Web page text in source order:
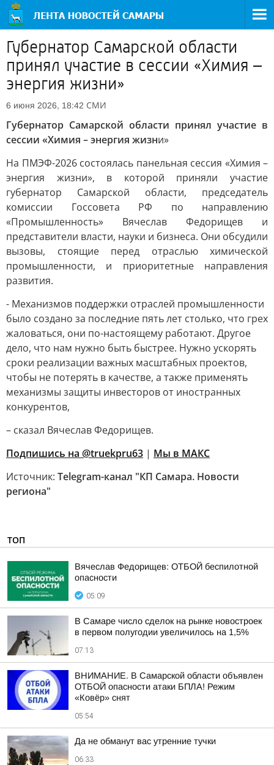
Губернатор Самарской области
принял участие в сессии «Химия –
энергия жизни»
6 июня 2026, 18:42 СМИ
Губернатор Самарской области принял участие в
сессии «Химия – энергия жизни»
На ПМЭФ-2026 состоялась панельная сессия «Химия –
энергия жизни», в которой приняли участие
губернатор Самарской области, председатель
комиссии Госсовета РФ по направлению
«Промышленность» Вячеслав Федорищев и
представители власти, науки и бизнеса. Они обсудили
вызовы, стоящие перед отраслью химической
промышленности, и приоритетные направления
развития.
- Механизмов поддержки отраслей промышленности
было создано за последние пять лет столько, что грех
жаловаться, они по-настоящему работают. Другое
дело, что нам нужно быть быстрее. Нужно ускорять
сроки реализации важных масштабных проектов,
чтобы не потерять в качестве, а также применять
механизмы защиты инвесторов от иностранных
конкурентов,
– сказал Вячеслав Федорищев.
Подпишись на @truekpru63 | Мы в МАКС
Источник: Telegram-канал "КП Самара. Новости
региона"
ТОП
Вячеслав Федорищев: ОТБОЙ беспилотной
опасности
05:09
В Самаре число сделок на рынке новостроек
в первом полугодии увеличилось на 1,5%
07:13
ВНИМАНИЕ. В Самарской области объявлен
ОТБОЙ опасности атаки БПЛА! Режим
«Ковёр» снят
05:54
Да не обманут вас утренние тучки
06:33